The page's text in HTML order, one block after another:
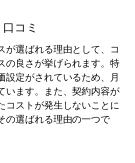
コミ
が選ばれる理由として、コ
の良さが挙げられます。特
設定がされているため、月
います。また、契約内容が
コストが発生しないことに
の選ばれる理由の一つで